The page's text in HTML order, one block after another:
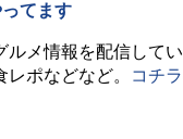
てます
メ情報を配信して
ポなどなど。
コチ